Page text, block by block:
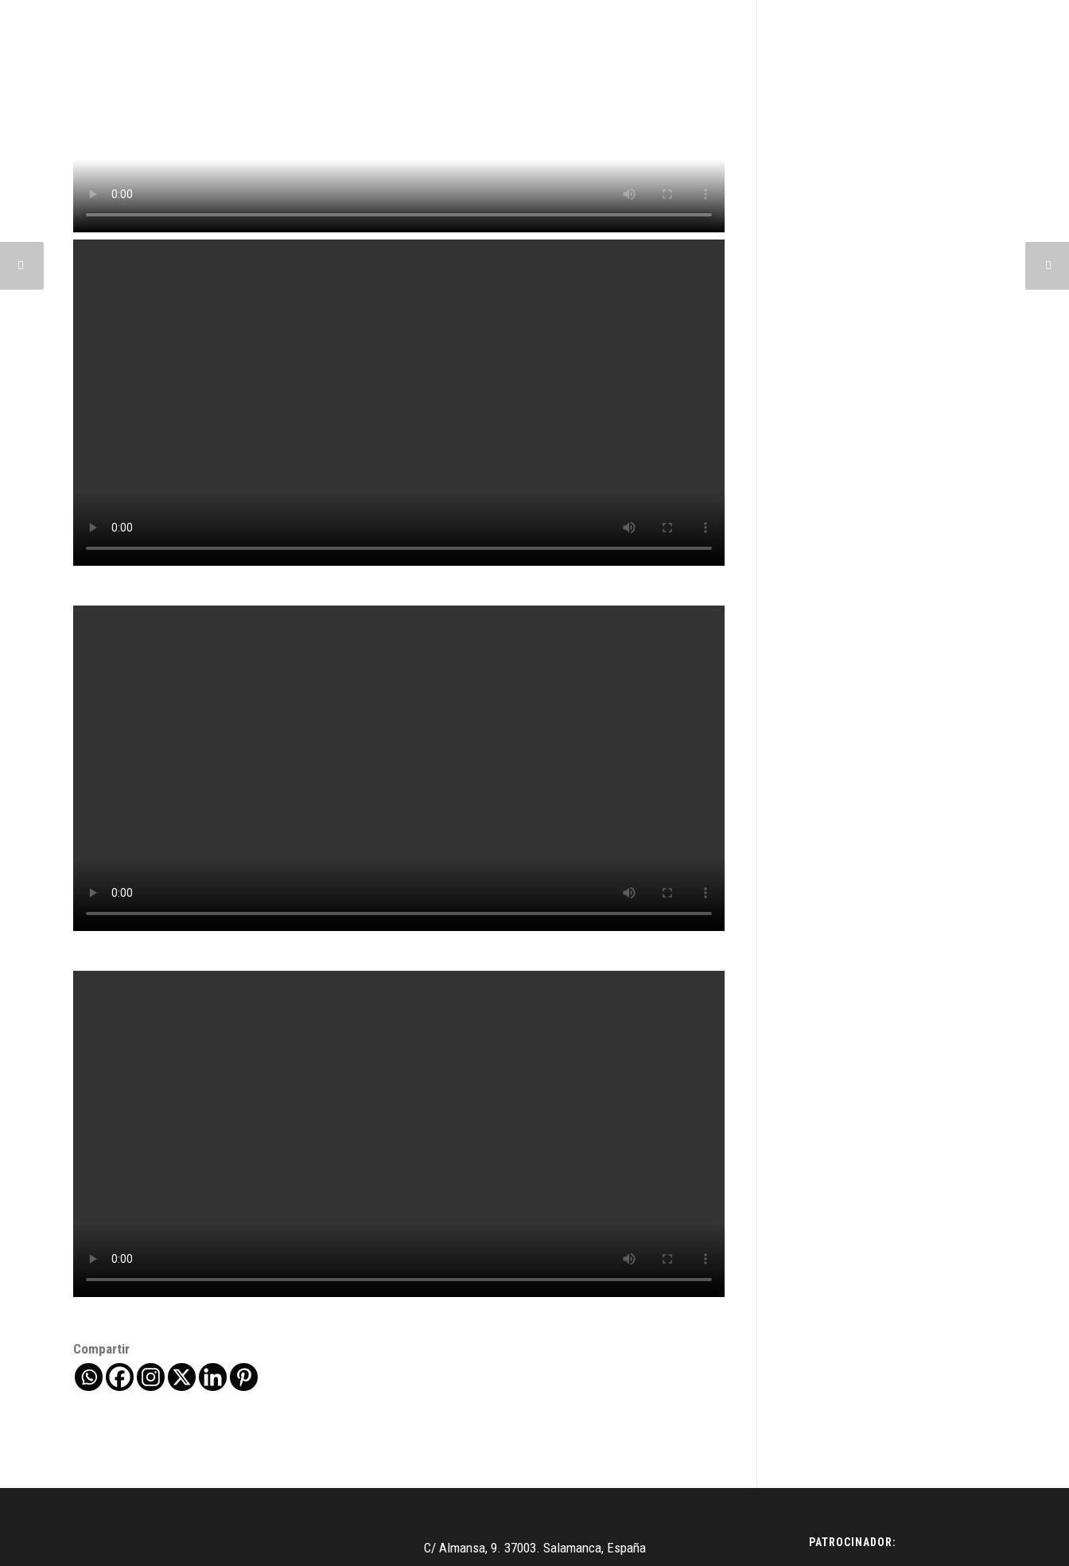
Compartir
C/ Almansa, 9. 37003. Salamanca, España
PATROCINADOR: